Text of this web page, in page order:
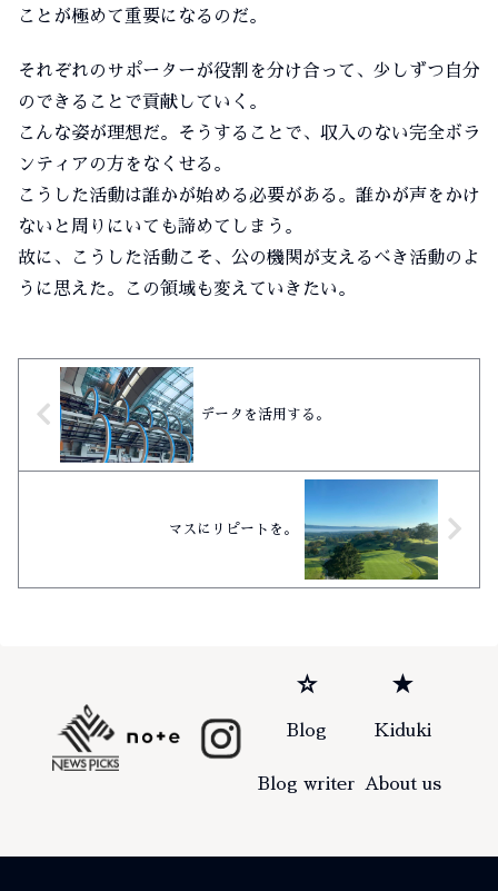
ことが極めて重要になるのだ。
それぞれのサポーターが役割を分け合って、少しずつ自分
のできることで貢献していく。
こんな姿が理想だ。そうすることで、収入のない完全ボラ
ンティアの方をなくせる。
こうした活動は誰かが始める必要がある。誰かが声をかけ
ないと周りにいても諦めてしまう。
故に、こうした活動こそ、公の機関が支えるべき活動のよ
うに思えた。この領域も変えていきたい。
データを活用する。
マスにリピートを。
☆
Blog
Blog writer
★
Kiduki
About us